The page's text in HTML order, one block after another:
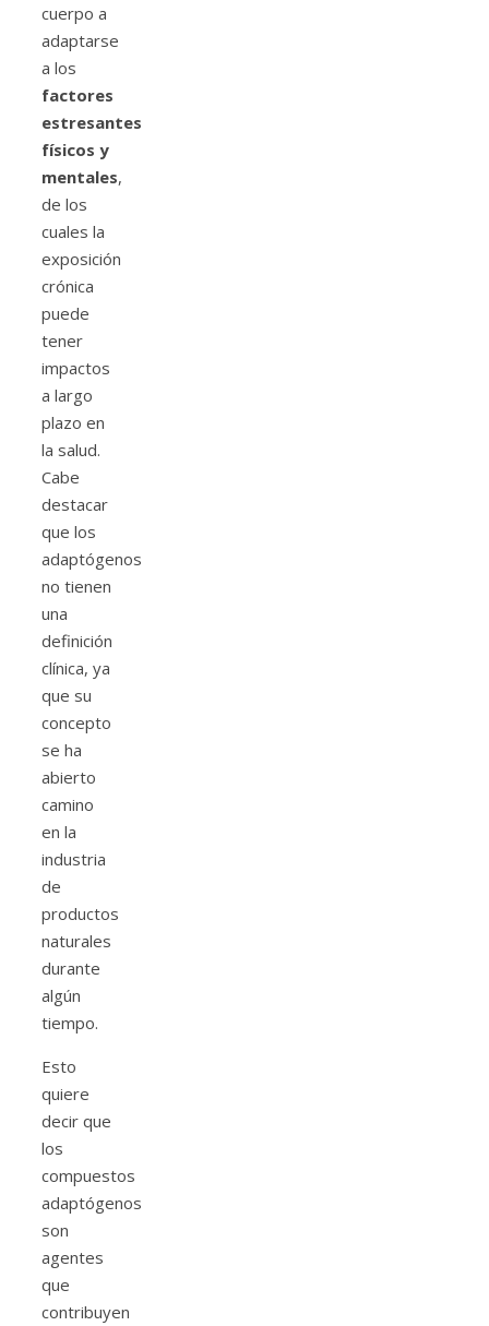
cuerpo a
adaptarse
a los
factores
estresantes
físicos y
mentales,
de los
cuales la
exposición
crónica
puede
tener
impactos
a largo
plazo en
la salud.
Cabe
destacar
que los
adaptógenos
no tienen
una
definición
clínica, ya
que su
concepto
se ha
abierto
camino
en la
industria
de
productos
naturales
durante
algún
tiempo.
Esto
quiere
decir que
los
compuestos
adaptógenos
son
agentes
que
contribuyen